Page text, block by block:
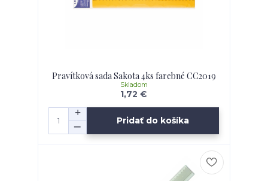
Pravítková sada Sakota 4ks farebné CC2019
1,72 €
Skladom
Pridať do košíka